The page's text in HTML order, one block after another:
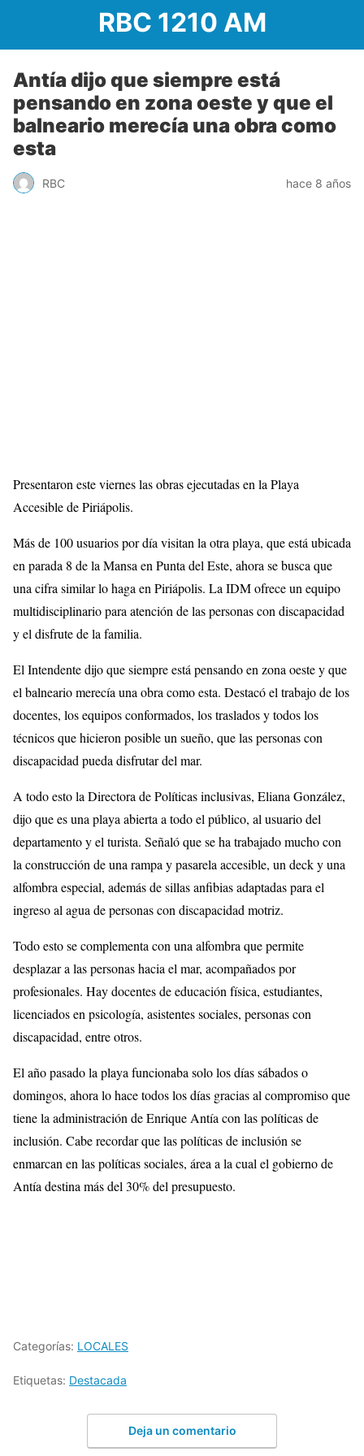
RBC 1210 AM
Antía dijo que siempre está
pensando en zona oeste y que el
balneario merecía una obra como
esta
RBC hace 8 años
Presentaron este viernes las obras ejecutadas en la Playa
Accesible de Piriápolis.
Más de 100 usuarios por día visitan la otra playa, que está ubicada
en parada 8 de la Mansa en Punta del Este, ahora se busca que
una cifra similar lo haga en Piriápolis. La IDM ofrece un equipo
multidisciplinario para atención de las personas con discapacidad
y el disfrute de la familia.
El Intendente dijo que siempre está pensando en zona oeste y que
el balneario merecía una obra como esta. Destacó el trabajo de los
docentes, los equipos conformados, los traslados y todos los
técnicos que hicieron posible un sueño, que las personas con
discapacidad pueda disfrutar del mar.
A todo esto la Directora de Políticas inclusivas, Eliana González,
dijo que es una playa abierta a todo el público, al usuario del
departamento y el turista. Señaló que se ha trabajado mucho con
la construcción de una rampa y pasarela accesible, un deck y una
alfombra especial, además de sillas anfibias adaptadas para el
ingreso al agua de personas con discapacidad motriz.
Todo esto se complementa con una alfombra que permite
desplazar a las personas hacia el mar, acompañados por
profesionales. Hay docentes de educación física, estudiantes,
licenciados en psicología, asistentes sociales, personas con
discapacidad, entre otros.
El año pasado la playa funcionaba solo los días sábados o
domingos, ahora lo hace todos los días gracias al compromiso que
tiene la administración de Enrique Antía con las políticas de
inclusión. Cabe recordar que las políticas de inclusión se
enmarcan en las políticas sociales, área a la cual el gobierno de
Antía destina más del 30% del presupuesto.
Categorías: LOCALES
Etiquetas: Destacada
Deja un comentario